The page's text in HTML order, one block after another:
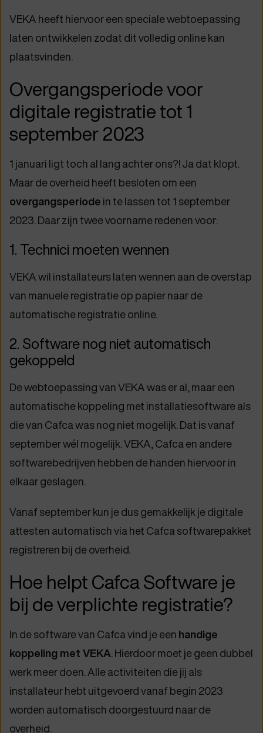
VEKA heeft hiervoor een speciale webtoepassing
laten ontwikkelen zodat dit volledig online kan
plaatsvinden.
Overgangsperiode voor
digitale registratie tot 1
september 2023
1 januari ligt toch al lang achter ons?! Ja dat klopt.
Maar de overheid heeft besloten om een
overgangsperiode in te lassen tot 1 september
2023. Daar zijn twee voorname redenen voor:
1. Technici moeten wennen
VEKA wil installateurs laten wennen aan de overstap
van manuele registratie op papier naar de
automatische registratie online.
2. Software nog niet automatisch
gekoppeld
De webtoepassing van VEKA was er al, maar een
automatische koppeling met installatiesoftware als
die van Cafca was nog niet mogelijk. Dat is vanaf
september wél mogelijk. VEKA, Cafca en andere
softwarebedrijven hebben de handen hiervoor in
elkaar geslagen.
Vanaf september kun je dus gemakkelijk je digitale
attesten automatisch via het Cafca softwarepakket
registreren bij de overheid.
Hoe helpt Cafca Software je
bij de verplichte registratie?
In de software van Cafca vind je een handige
koppeling met VEKA. Hierdoor moet je geen dubbel
werk meer doen. Alle activiteiten die jij als
installateur hebt uitgevoerd vanaf begin 2023
worden automatisch doorgestuurd naar de
overheid.